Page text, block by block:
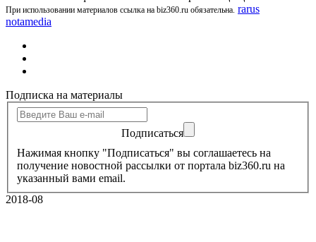
При использовании материалов ссылка на biz360.ru обязательна. rarus
notamedia
Подписка на материалы
Подписаться
Нажимая кнопку "Подписаться" вы соглашаетесь на
получение новостной рассылки от портала biz360.ru на
указанный вами email.
2018-08